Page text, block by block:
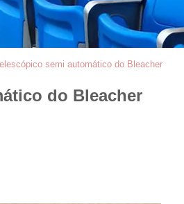
semi automático do Bleacher
do Bleacher